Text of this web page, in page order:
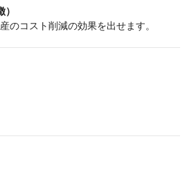
のコスト削減の効果を出せます。